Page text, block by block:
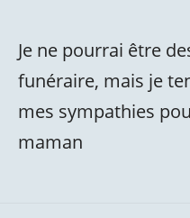
Je ne pourrai être
funéraire, mais je
mes sympathies
maman